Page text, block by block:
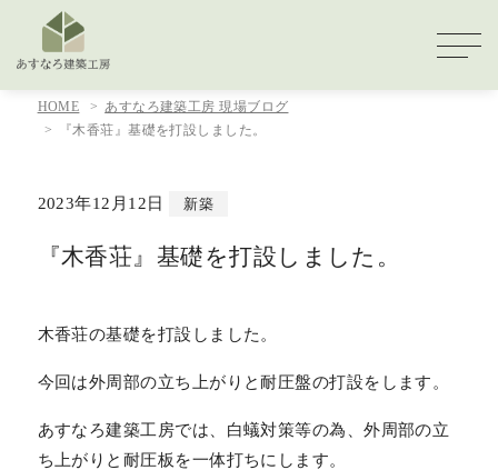
HOME
あすなろ建築工房 現場ブログ
『木香荘』基礎を打設しました。
2023年12月12日 新築
『木香荘』基礎を打設しました。
木香荘の基礎を打設しました。
今回は外周部の立ち上がりと耐圧盤の打設をします。
あすなろ建築工房では、白蟻対策等の為、外周部の立
ち上がりと耐圧板を一体打ちにします。